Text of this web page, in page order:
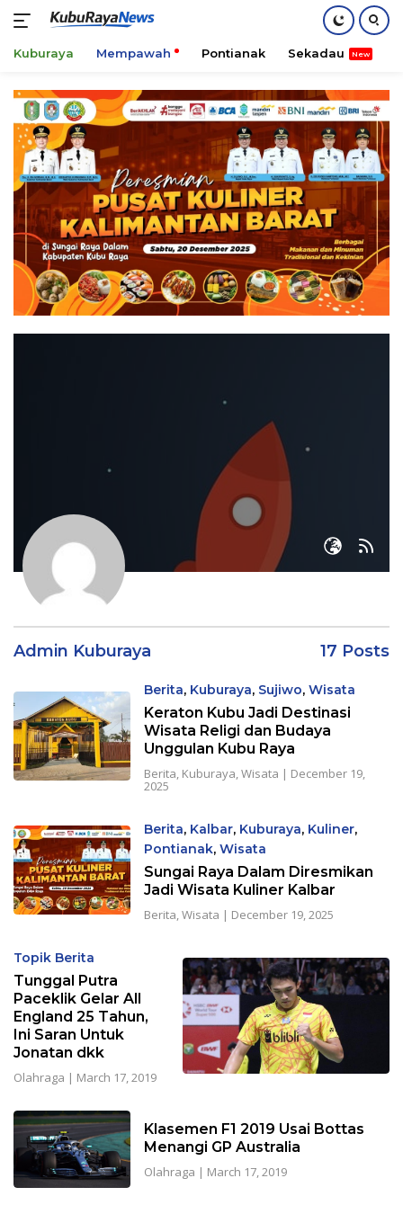
content
Kuburaya Mempawah Pontianak Sekadau
Admin Kuburaya 17 Posts
Berita, Kuburaya, Sujiwo, Wisata
Keraton Kubu Jadi Destinasi
Wisata Religi dan Budaya
Unggulan Kubu Raya
Berita, Kuburaya,Wisata | December 19,
2025
Berita, Kalbar, Kuburaya, Kuliner,
Pontianak, Wisata
Sungai Raya Dalam Diresmikan
Jadi Wisata Kuliner Kalbar
Berita,Wisata | December 19, 2025
Topik Berita
Tunggal Putra
Paceklik Gelar All
England 25 Tahun,
Ini Saran Untuk
Jonatan dkk
Olahraga | March 17, 2019
Klasemen F1 2019 Usai Bottas
Menangi GP Australia
Olahraga | March 17, 2019